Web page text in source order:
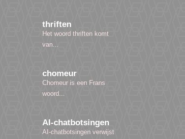
thriften
Het woord thriften komt
van...
chomeur
Chomeur is een Frans
woord...
AI-chatbotsingen
AI-chatbotsingen verwijst